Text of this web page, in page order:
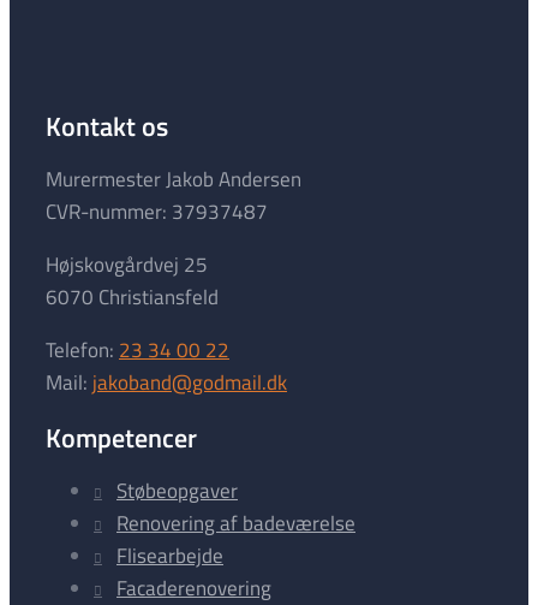
Kontakt os
Murermester Jakob Andersen
CVR-nummer: 37937487
Højskovgårdvej 25
6070 Christiansfeld
Telefon: 23 34 00 22
Mail: jakoband@godmail.dk
Kompetencer
Støbeopgaver
Renovering af badeværelse
Flisearbejde
Facaderenovering